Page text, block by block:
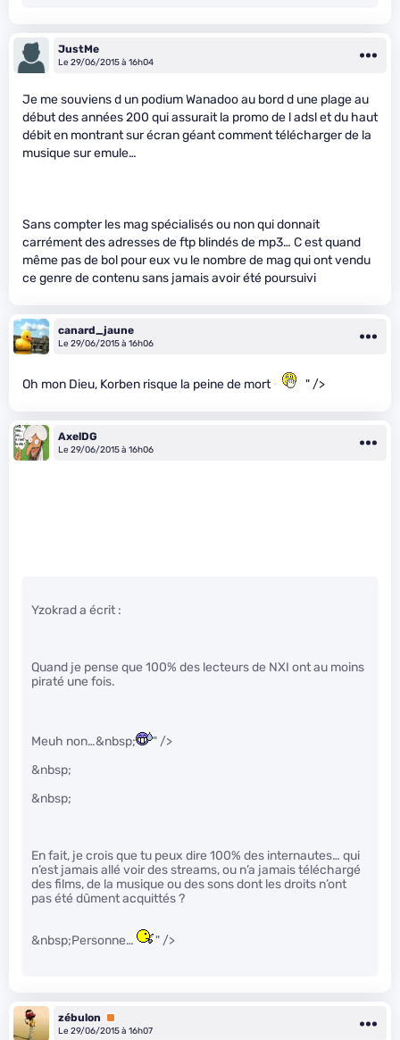
JustMe
Le 29/06/2015 à 16h04
Je me souviens d un podium Wanadoo au bord d une plage au
début des années 200 qui assurait la promo de l adsl et du haut
débit en montrant sur écran géant comment télécharger de la
musique sur emule…
Sans compter les mag spécialisés ou non qui donnait
carrément des adresses de ftp blindés de mp3… C est quand
même pas de bol pour eux vu le nombre de mag qui ont vendu
ce genre de contenu sans jamais avoir été poursuivi
canard_jaune
Le 29/06/2015 à 16h06
Oh mon Dieu, Korben risque la peine de mort " />
AxelDG
Le 29/06/2015 à 16h06
Yzokrad a écrit :
Quand je pense que 100% des lecteurs de NXI ont au moins
piraté une fois.
Meuh non…&nbsp;
" />
&nbsp;
&nbsp;
En fait, je crois que tu peux dire 100% des internautes… qui
n’est jamais allé voir des streams, ou n’a jamais téléchargé
des films, de la musique ou des sons dont les droits n’ont
pas été dûment acquittés ?
&nbsp;Personne… " />
zébulon
Premium
Le 29/06/2015 à 16h07